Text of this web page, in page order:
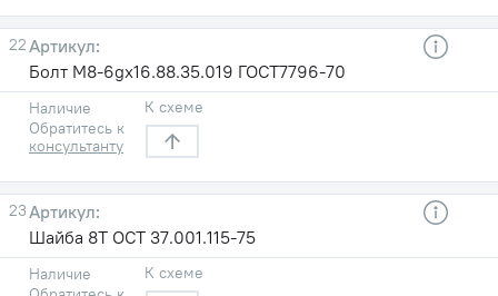
22
Болт М8-6gх16.88.35.019 ГОСТ7796-70
Наличие
Обратитесь к
консультанту
К схеме
23
Шайба 8Т ОСТ 37.001.115-75
Наличие
К схеме